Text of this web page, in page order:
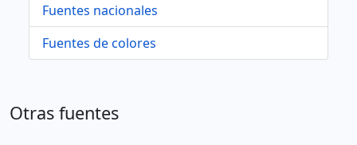
Fuentes nacionales
Fuentes de colores
Otras fuentes